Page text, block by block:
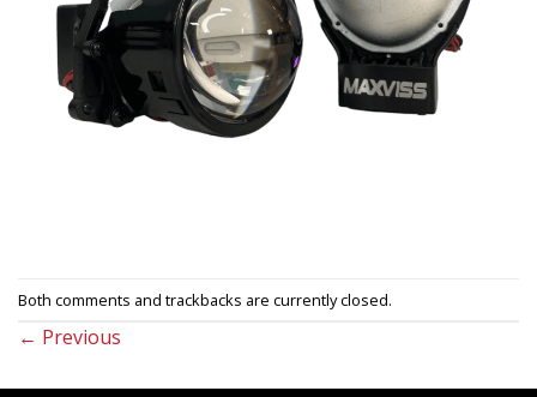
Both comments and trackbacks are currently closed.
← Previous